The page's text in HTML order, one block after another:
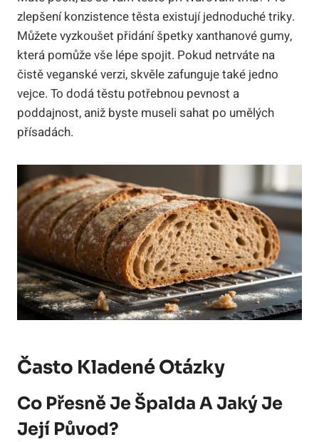
zlepšení konzistence těsta existují jednoduché triky.
Můžete vyzkoušet přidání špetky xanthanové gumy,
která pomůže vše lépe spojit. Pokud netrváte na
čistě veganské verzi, skvěle zafunguje také jedno
vejce. To dodá těstu potřebnou pevnost a
poddajnost, aniž byste museli sahat po umělých
přísadách.
Často Kladené Otázky
Co Přesně Je Špalda A Jaký Je
Její Původ?